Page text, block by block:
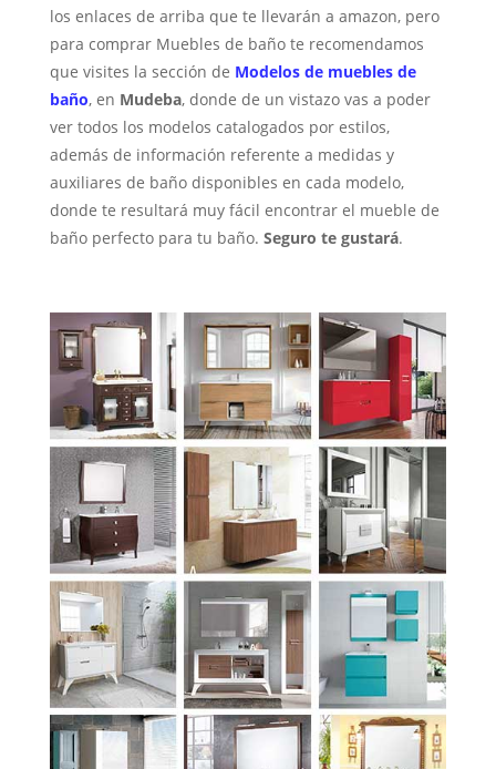
los enlaces de arriba que te llevarán a amazon, pero
para comprar Muebles de baño te recomendamos
que visites la sección de Modelos de muebles de
baño, en Mudeba, donde de un vistazo vas a poder
ver todos los modelos catalogados por estilos,
además de información referente a medidas y
auxiliares de baño disponibles en cada modelo,
donde te resultará muy fácil encontrar el mueble de
baño perfecto para tu baño. Seguro te gustará.